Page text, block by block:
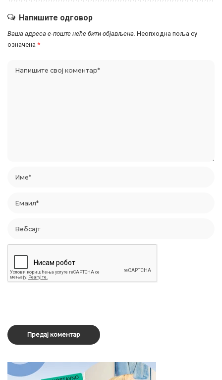
Напишите одговор
Ваша адреса е-поште неће бити објављена. Неопходна поља су
означена *